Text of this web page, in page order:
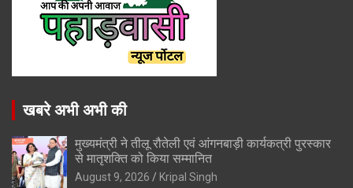
खबरे अभी अभी की
मुख्यमंत्री ने तीलू रौतेली एवं आंगनबाड़ी कार्यकत्री पुरस्कार
से मातृशक्ति को किया सम्मानित
August 9, 2026 Kripal Singh